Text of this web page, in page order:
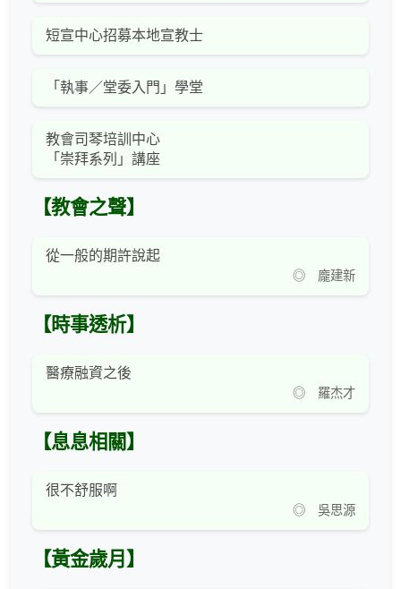
短宣中心招募本地宣教士
「執事／堂委入門」學堂
教會司琴培訓中心
「崇拜系列」講座
【教會之聲】
從一般的期許說起
◎ 龐建新
【時事透析】
醫療融資之後
◎ 羅杰才
【息息相關】
很不舒服啊
◎ 吳思源
【黃金歲月】